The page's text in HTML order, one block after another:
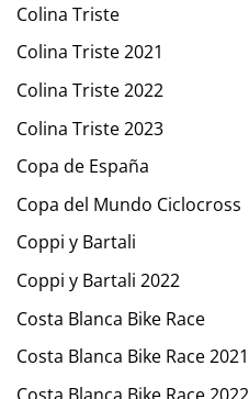
Colina Triste
Colina Triste 2021
Colina Triste 2022
Colina Triste 2023
Copa de España
Copa del Mundo Ciclocross
Coppi y Bartali
Coppi y Bartali 2022
Costa Blanca Bike Race
Costa Blanca Bike Race 2021